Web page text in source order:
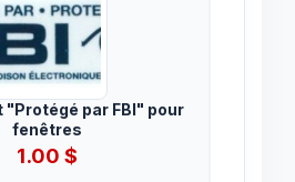
par FBI" pour
fenêtres
1.00 $